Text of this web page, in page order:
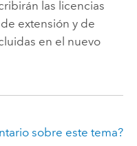
las licencias
extensión y de
en el nuevo
sobre este tema?